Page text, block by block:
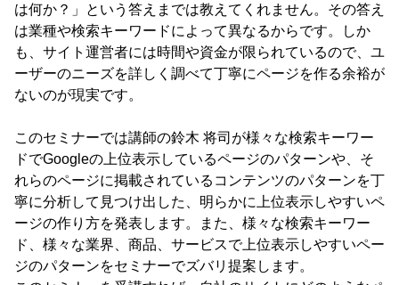
は何か？」という答えまでは教えてくれません。その答え
は業種や検索キーワードによって異なるからです。しか
も、サイト運営者には時間や資金が限られているので、ユ
ーザーのニーズを詳しく調べて丁寧にページを作る余裕が
ないのが現実です。
このセミナーでは講師の鈴木 将司が様々な検索キーワー
ドでGoogleの上位表示しているページのパターンや、そ
れらのページに掲載されているコンテンツのパターンを丁
寧に分析して見つけ出した、明らかに上位表示しやすいペ
ージの作り方を発表します。また、様々な検索キーワー
ド、様々な業界、商品、サービスで上位表示しやすいペー
ジのパターンをセミナーでズバリ提案します。